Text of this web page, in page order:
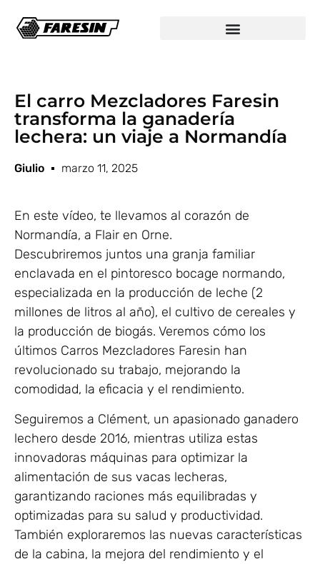
El carro Mezcladores Faresin
transforma la ganadería
lechera: un viaje a Normandía
Giulio marzo 11, 2025
En este vídeo, te llevamos al corazón de
Normandía, a Flair en Orne.
Descubriremos juntos una granja familiar
enclavada en el pintoresco bocage normando,
especializada en la producción de leche (2
millones de litros al año), el cultivo de cereales y
la producción de biogás. Veremos cómo los
últimos Carros Mezcladores Faresin han
revolucionado su trabajo, mejorando la
comodidad, la eficacia y el rendimiento.
Seguiremos a Clément, un apasionado ganadero
lechero desde 2016, mientras utiliza estas
innovadoras máquinas para optimizar la
alimentación de sus vacas lecheras,
garantizando raciones más equilibradas y
optimizadas para su salud y productividad.
También exploraremos las nuevas características
de la cabina, la mejora del rendimiento y el